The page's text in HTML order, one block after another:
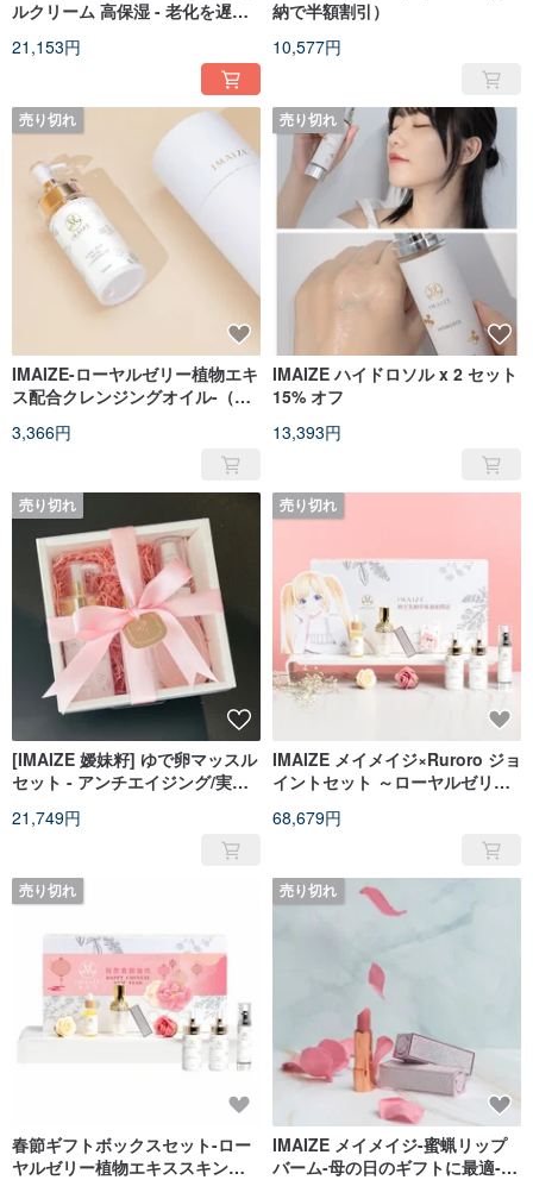
ルクリーム 高保湿 - 老化を遅ら
で卵肌
21,153円
納で半額割引）
10,577円
売り切れ
IMAIZE-ローヤルゼリー植物エキ
ス配合クレンジングオイル-（期
3,366円
売り切れ
IMAIZE ハイドロソル x 2 セット
15% オフ
13,393円
売り切れ
[IMAIZE 嫒妹籽] ゆで卵マッスル
セット - アンチエイジング/実用
21,749円
売り切れ
IMAIZE メイメイジ×Ruroro ジョ
イントセット ～ローヤルゼリー
ギフトボックス～
68,679円
売り切れ
春節ギフトボックスセット-ロー
ヤルゼリー植物エキススキンケ
売り切れ
IMAIZE メイメイジ-蜜蝋リップ
バーム-母の日のギフトに最適-ギ